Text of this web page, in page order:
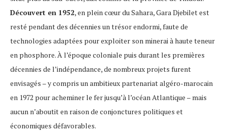
Découvert en 1952, en plein cœur du Sahara, Gara Djebilet est
resté pendant des décennies un trésor endormi, faute de
technologies adaptées pour exploiter son minerai à haute teneur
en phosphore. À l’époque coloniale puis durant les premières
décennies de l’indépendance, de nombreux projets furent
envisagés – y compris un ambitieux partenariat algéro-marocain
en 1972 pour acheminer le fer jusqu’à l’océan Atlantique – mais
aucun n’aboutit en raison de conjonctures politiques et
économiques défavorables.